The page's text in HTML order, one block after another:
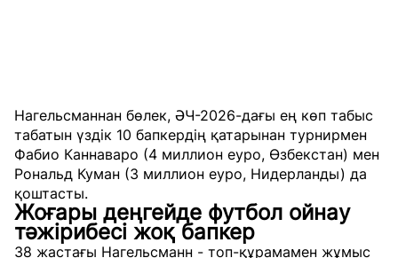
Нагельсманнан бөлек, ӘЧ-2026-дағы ең көп табыс
табатын үздік 10 бапкердің қатарынан турнирмен
Фабио Каннаваро (4 миллион еуро, Өзбекстан) мен
Рональд Куман (3 миллион еуро, Нидерланды) да
қоштасты.
Жоғары деңгейде футбол ойнау
тәжірибесі жоқ бапкер
38 жастағы Нагельсманн - топ-құрамамен жұмыс